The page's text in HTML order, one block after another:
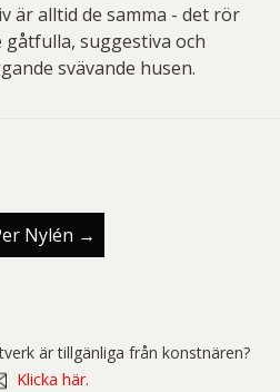
är alltid de samma - det rör
gåtfulla, suggestiva och
svävande husen.
Nylén →
är tillgänliga från konstnären?
Klicka här.